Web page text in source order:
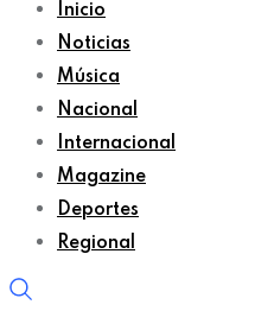
Inicio
Noticias
Música
Nacional
Internacional
Magazine
Deportes
Regional